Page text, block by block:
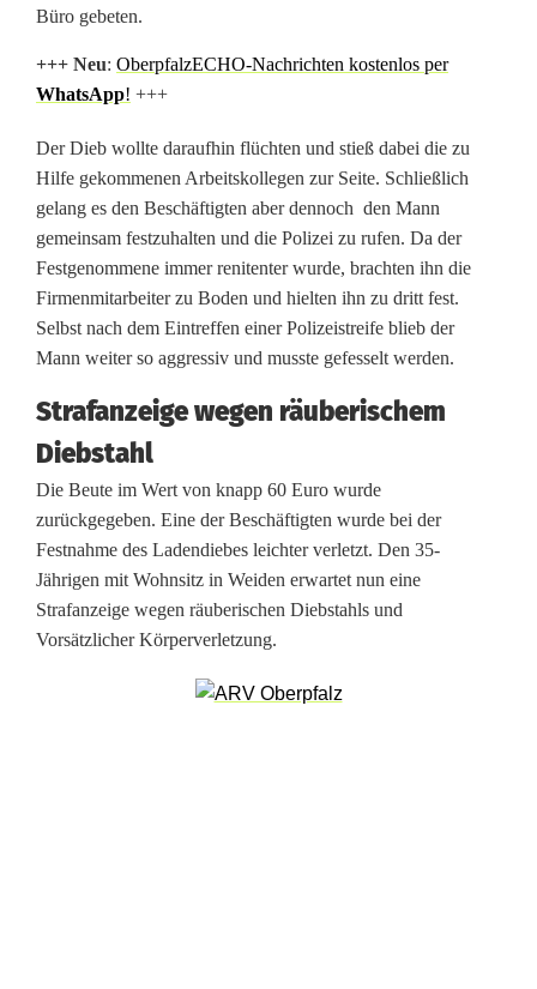
b
v
e
r
l
e
t
z
V
e
r
k
ä
u
Büro gebeten.
+++ Neu: OberpfalzECHO-Nachrichten kostenlos per
WhatsApp! +++
Der Dieb wollte daraufhin flüchten und stieß dabei die zu
Hilfe gekommenen Arbeitskollegen zur Seite. Schließlich
gelang es den Beschäftigten aber dennoch den Mann
gemeinsam festzuhalten und die Polizei zu rufen. Da der
Festgenommene immer renitenter wurde, brachten ihn die
Firmenmitarbeiter zu Boden und hielten ihn zu dritt fest.
Selbst nach dem Eintreffen einer Polizeistreife blieb der
Mann weiter so aggressiv und musste gefesselt werden.
Strafanzeige wegen räuberischem
Diebstahl
Die Beute im Wert von knapp 60 Euro wurde
zurückgegeben. Eine der Beschäftigten wurde bei der
Festnahme des Ladendiebes leichter verletzt. Den 35-
Jährigen mit Wohnsitz in Weiden erwartet nun eine
Strafanzeige wegen räuberischen Diebstahls und
Vorsätzlicher Körperverletzung.